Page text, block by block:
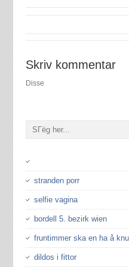
Skriv kommentar
Disse
stranden porr
selfie vagina
bordell 5. bezirk wien
fruntimmer ska en ha å
dildos i fittor